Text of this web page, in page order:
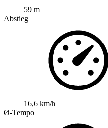
59 m
Abstieg
16,6 km/h
Ø-Tempo